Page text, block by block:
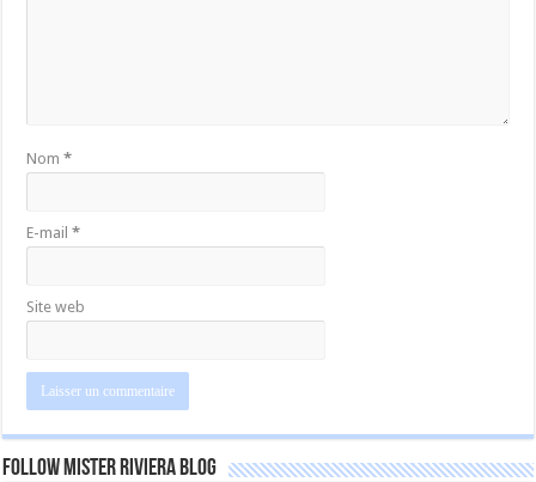
Nom*
E-mail*
Site web
Follow Mister Riviera Blog